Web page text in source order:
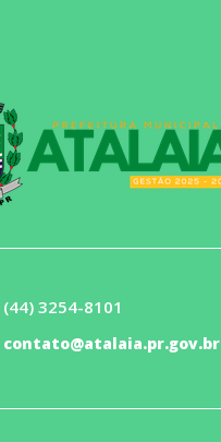
(44) 3254-8101
contato@atalaia.pr.gov.br